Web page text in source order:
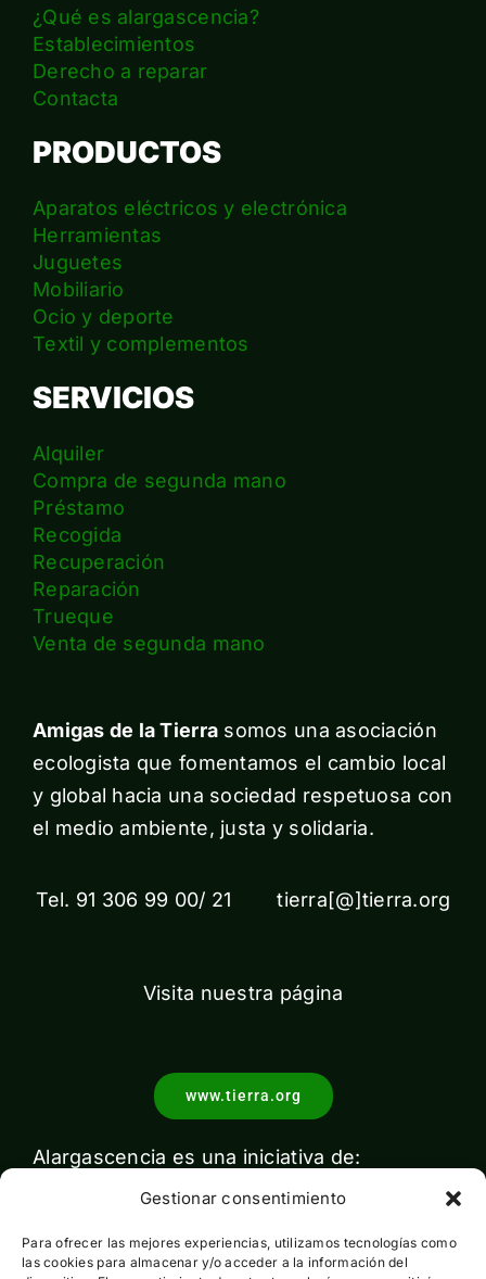
Gestionar consentimiento
Para ofrecer las mejores experiencias, utilizamos tecnologías como
las cookies para almacenar y/o acceder a la información del
¿Qué es alargascencia?
Establecimientos
Derecho a reparar
Contacta
PRODUCTOS
Aparatos eléctricos y electrónica
Herramientas
Juguetes
Mobiliario
Ocio y deporte
Textil y complementos
SERVICIOS
Alquiler
Compra de segunda mano
Préstamo
Recogida
Recuperación
Reparación
Trueque
Venta de segunda mano
Amigas de la Tierra somos una asociación
ecologista que fomentamos el cambio local
y global hacia una sociedad respetuosa con
el medio ambiente, justa y solidaria.
Tel. 91 306 99 00/ 21 tierra[@]tierra.org
Visita nuestra página
www.tierra.org
Alargascencia es una iniciativa de: